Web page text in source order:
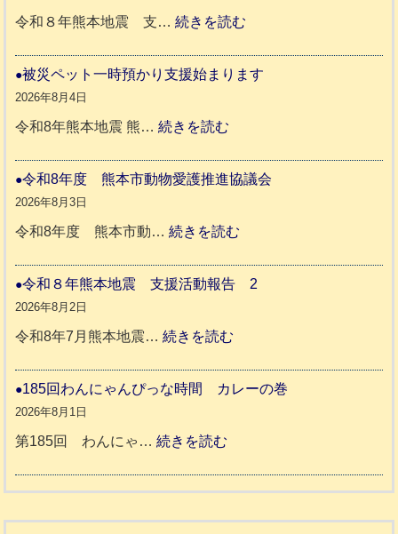
令和８年熊本地震 支…続きを読む
和
本
支
報
告
被災ペット一時預かり支援始まります
2026年8月4日
令和8年熊本地震 熊…続きを読む
災
ッ
一
り
支
ま
ま
令和8年度 熊本市動物愛護推進協議会
2026年8月3日
令和8年度 熊本市動…続きを読む
和
動
令和８年熊本地震 支援活動報告 2
2026年8月2日
令和8年7月熊本地震…続きを読む
和
185回わんにゃんぴっな時間 カレーの巻
2026年8月1日
第185回 わんにゃ…続きを読む
8